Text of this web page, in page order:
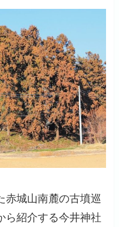
城山南麓の古墳巡
ら紹介する今井神社